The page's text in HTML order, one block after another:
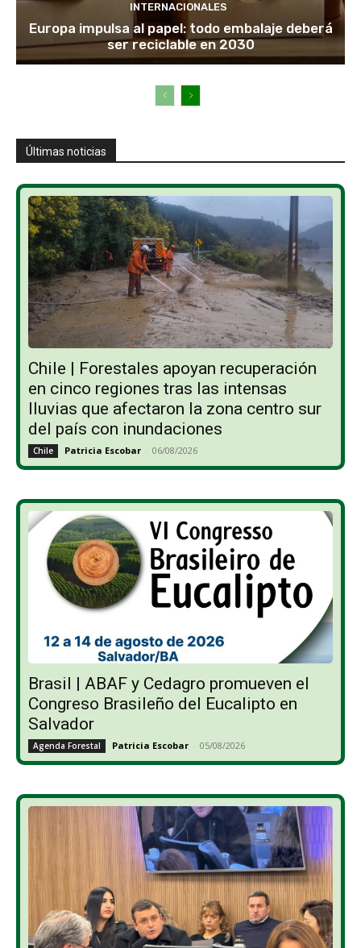
INTERNACIONALES
Europa impulsa al papel: todo embalaje deberá
ser reciclable en 2030
Últimas noticias
Chile | Forestales apoyan recuperación
en cinco regiones tras las intensas
lluvias que afectaron la zona centro sur
del país con inundaciones
Chile Patricia Escobar - 06/08/2026
Brasil | ABAF y Cedagro promueven el
Congreso Brasileño del Eucalipto en
Salvador
Agenda Forestal Patricia Escobar - 05/08/2026